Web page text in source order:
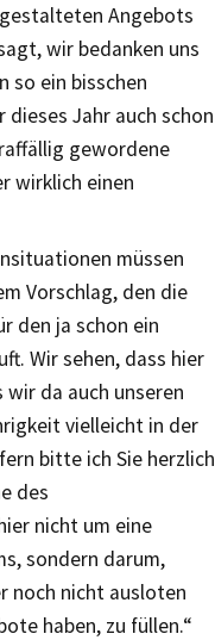
Angebots
wir bedanken uns
so ein bisschen
Jahr auch schon
gewordene
wirklich einen
müssen
Vorschlag, den die
den ja schon ein
Wir sehen, dass hier
da auch unseren
vielleicht in der
bitte ich Sie herzlich
des
nicht um eine
sondern darum,
noch nicht ausloten
haben, zu füllen.“